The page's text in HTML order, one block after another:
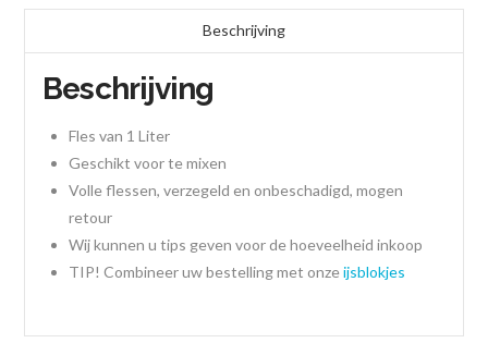
Beschrijving
Beschrijving
Fles van 1 Liter
Geschikt voor te mixen
Volle flessen, verzegeld en onbeschadigd, mogen
retour
Wij kunnen u tips geven voor de hoeveelheid inkoop
TIP! Combineer uw bestelling met onzeijsblokjes